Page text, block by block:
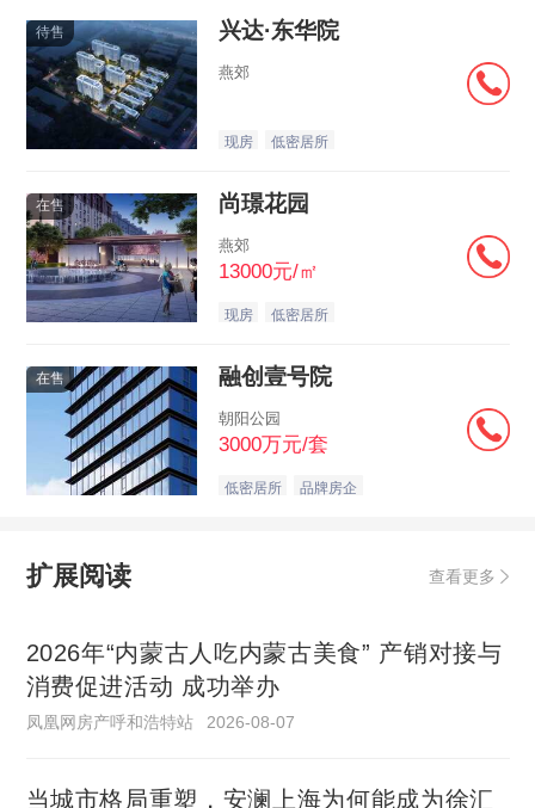
待售 兴达·东华院
燕郊
现房 低密居所
在售 尚璟花园
燕郊
13000元/㎡
现房 低密居所
在售 融创壹号院
朝阳公园
3000万元/套
低密居所 品牌房企
扩展阅读 查看更多
2026年“内蒙古人吃内蒙古美食” 产销对接与
消费促进活动 成功举办
凤凰网房产呼和浩特站 2026-08-07
当城市格局重塑，安澜上海为何能成为徐汇